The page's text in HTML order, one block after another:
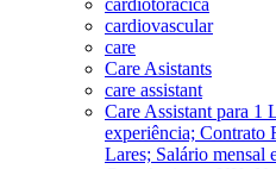
cardiovascular
care
Care Asistants
care assistant
Care Assistant para 1
experiência; Contrato
Lares; Salário mensal